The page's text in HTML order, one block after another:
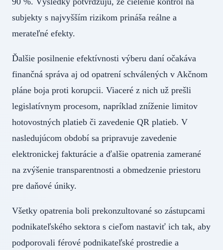
subjekty s najvyšším rizikom prináša reálne a
merateľné efekty.
Ďalšie posilnenie efektívnosti výberu daní očakáva
finančná správa aj od opatrení schválených v Akčnom
pláne boja proti korupcii. Viaceré z nich už prešli
legislatívnym procesom, napríklad zníženie limitov
hotovostných platieb či zavedenie QR platieb. V
nasledujúcom období sa pripravuje zavedenie
elektronickej fakturácie a ďalšie opatrenia zamerané
na zvýšenie transparentnosti a obmedzenie priestoru
pre daňové úniky.
Všetky opatrenia boli prekonzultované so zástupcami
podnikateľského sektora s cieľom nastaviť ich tak, aby
podporovali férové podnikateľské prostredie a